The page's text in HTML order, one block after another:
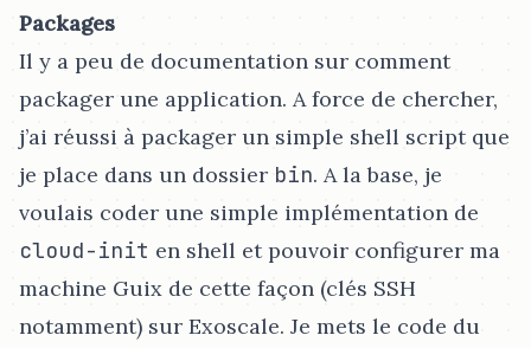
Packages
Il y a peu de documentation sur comment
packager une application. A force de chercher,
j’ai réussi à packager un simple shell script que
je place dans un dossier bin. A la base, je
voulais coder une simple implémentation de
cloud-init en shell et pouvoir configurer ma
machine Guix de cette façon (clés SSH
notamment) sur Exoscale. Je mets le code du